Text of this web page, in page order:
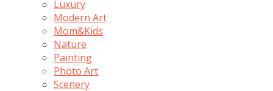
Luxury
Modern Art
Mom&Kids
Nature
Painting
Photo Art
Scenery